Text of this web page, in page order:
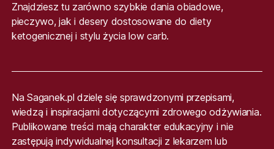
Znajdziesz tu zarówno szybkie dania obiadowe,
pieczywo, jak i desery dostosowane do diety
ketogenicznej i stylu życia low carb.
Na Saganek.pl dzielę się sprawdzonymi przepisami,
wiedzą i inspiracjami dotyczącymi zdrowego odżywiania.
Publikowane treści mają charakter edukacyjny i nie
zastępują indywidualnej konsultacji z lekarzem lub